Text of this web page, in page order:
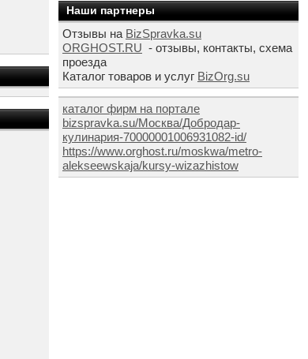
Наши партнеры
Отзывы на BizSpravka.su
ORGHOST.RU - отзывы, контакты, схема
проезда
Каталог товаров и услуг BizOrg.su
каталог фирм на портале
bizspravka.su/Москва/Добродар-
кулинария-70000001006931082-id/
https://www.orghost.ru/moskwa/metro-
alekseewskaja/kursy-wizazhistow